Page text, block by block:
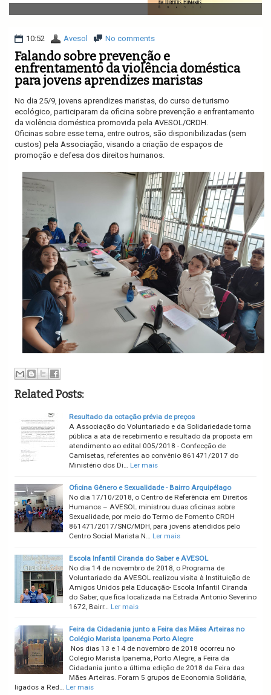
v
i
a
i
o
n
10:52 Avesol No comments
Falando sobre prevenção e
enfrentamento da violência doméstica
para jovens aprendizes maristas
No dia 25/9, jovens aprendizes maristas, do curso de turismo
ecológico, participaram da oficina sobre prevenção e enfrentamento
da violência doméstica promovida pela AVESOL/CRDH.
Oficinas sobre esse tema, entre outros, são disponibilizadas (sem
custos) pela Associação, visando a criação de espaços de
promoção e defesa dos direitos humanos.
Related Posts:
Resultado da cotação prévia de preços
A Associação do Voluntariado e da Solidariedade torna
pública a ata de recebimento e resultado da proposta em
atendimento ao edital 005/2018 - Confecção de
Camisetas, referentes ao convênio 861471/2017 do
Ministério dos Di… Ler mais
Oficina Gênero e Sexualidade - Bairro Arquipélago
No dia 17/10/2018, o Centro de Referência em Direitos
Humanos – AVESOL ministrou duas oficinas sobre
Sexualidade, por meio do Termo de Fomento CRDH
861471/2017/SNC/MDH, para jovens atendidos pelo
Centro Social Marista N… Ler mais
Escola Infantil Ciranda do Saber e AVESOL
No dia 14 de novembro de 2018, o Programa de
Voluntariado da AVESOL realizou visita à Instituição de
Amigos Unidos pela Educação- Escola Infantil Ciranda
do Saber, que fica localizada na Estrada Antonio Severino
1672, Bairr… Ler mais
Feira da Cidadania junto a Feira das Mães Arteiras no
Colégio Marista Ipanema Porto Alegre
Nos dias 13 e 14 de novembro de 2018 ocorreu no
Colégio Marista Ipanema, Porto Alegre, a Feira da
Cidadania junto a última edição de 2018 da Feira das
Mães Arteiras. Foram 5 grupos de Economia Solidária,
ligados a Red… Ler mais